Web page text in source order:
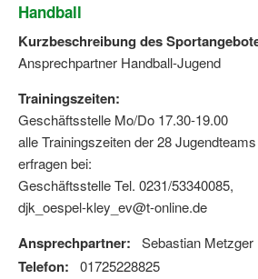
Handball
Kurzbeschreibung des
Ansprechpartner Handball-Jugend
Trainingszeiten:
Geschäftsstelle Mo/Do 17.30-19.00
alle Trainingszeiten der 28
erfragen bei:
Geschäftsstelle Tel. 0231/53340085,
djk_oespel-kley_ev@t-online.de
Ansprechpartner: Sebastian Metzger
Telefon: 01725228825